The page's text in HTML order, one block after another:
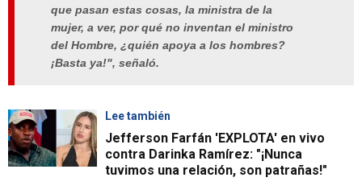
que pasan estas cosas, la ministra de la
mujer, a ver, por qué no inventan el ministro
del Hombre, ¿quién apoya a los hombres?
¡Basta ya!", señaló.
Lee también
Jefferson Farfán 'EXPLOTA' en vivo
contra Darinka Ramírez: "¡Nunca
tuvimos una relación, son patrañas!"